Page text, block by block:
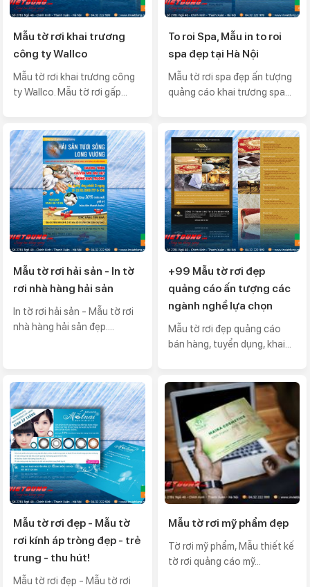
Mẫu tờ rơi khai trương
công ty Wallco
Mẫu tờ rơi khai trương công
ty Wallco. Mẫu tờ rơi gấp...
To roi Spa, Mẫu in to roi
spa đẹp tại Hà Nội
Mẫu tờ rơi spa đẹp ấn tượng
quảng cáo khai trương spa...
Mẫu tờ rơi hải sản - In tờ
rơi nhà hàng hải sản
In tờ rơi hải sản - Mẫu tờ rơi
nhà hàng hải sản đẹp....
+99 Mẫu tờ rơi đẹp
quảng cáo ấn tượng các
ngành nghề lựa chọn
Mẫu tờ rơi đẹp quảng cáo
bán hàng, tuyển dụng, khai...
Mẫu tờ rơi đẹp - Mẫu tờ
rơi kính áp tròng đẹp - trẻ
trung - thu hút!
Mẫu tờ rơi đẹp - Mẫu tờ rơi
Mẫu tờ rơi mỹ phẩm đẹp
Tờ rơi mỹ phẩm, Mẫu thiết kế
tờ rơi quảng cáo mỹ...